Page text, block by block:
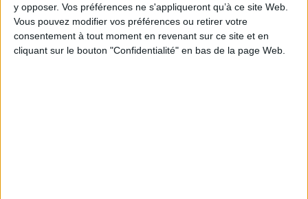
y opposer. Vos préférences ne s'appliqueront qu’à ce site Web.
Vous pouvez modifier vos préférences ou retirer votre
consentement à tout moment en revenant sur ce site et en
cliquant sur le bouton "Confidentialité" en bas de la page Web.